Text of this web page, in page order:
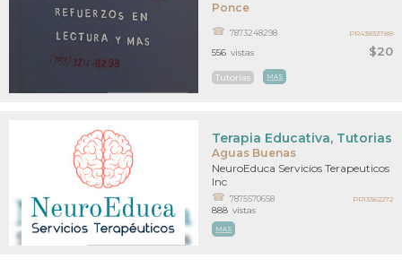
Ponce
$20
7873248298
Tutorias MAS
556 vistas
PR43833788
Aguas Buenas
Terapia Educativa, Tutorias
NeuroEduca Servicios Terapeuticos
Inc
7875570658
MAS
888 vistas
PR13362272